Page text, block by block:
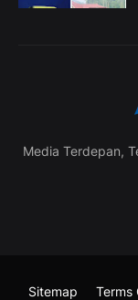
Media Terdepan,
Sitemap Terms